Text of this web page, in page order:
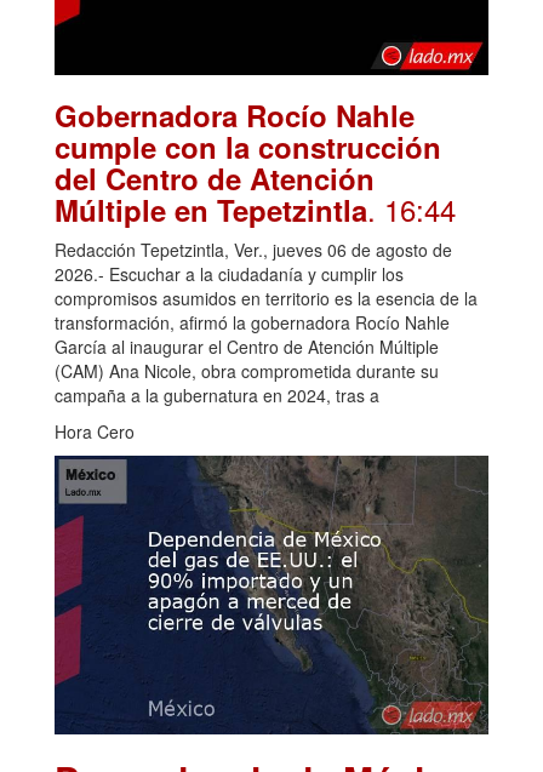
Gobernadora Rocío Nahle
cumple con la construcción
del Centro de Atención
Múltiple en Tepetzintla. 16:44
Redacción Tepetzintla, Ver., jueves 06 de agosto de
2026.- Escuchar a la ciudadanía y cumplir los
compromisos asumidos en territorio es la esencia de la
transformación, afirmó la gobernadora Rocío Nahle
García al inaugurar el Centro de Atención Múltiple
(CAM) Ana Nicole, obra comprometida durante su
campaña a la gubernatura en 2024, tras a
Hora Cero